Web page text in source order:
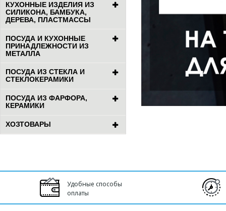
КУХОННЫЕ ИЗДЕЛИЯ ИЗ
СИЛИКОНА, БАМБУКА,
ДЕРЕВА, ПЛАСТМАССЫ
ПОСУДА И КУХОННЫЕ
ПРИНАДЛЕЖНОСТИ ИЗ
МЕТАЛЛА
ПОСУДА ИЗ СТЕКЛА И
СТЕКЛОКЕРАМИКИ
ПОСУДА ИЗ ФАРФОРА,
КЕРАМИКИ
ХОЗТОВАРЫ
Удобные способы
оплаты